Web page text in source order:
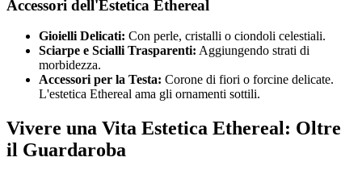
Accessori dell'Estetica Ethereal
Gioielli Delicati: Con perle, cristalli o ciondoli celestiali.
Sciarpe e Scialli Trasparenti: Aggiungendo strati di
morbidezza.
Accessori per la Testa: Corone di fiori o forcine delicate.
L'estetica Ethereal ama gli ornamenti sottili.
Vivere una Vita Estetica Ethereal: Oltre
il Guardaroba